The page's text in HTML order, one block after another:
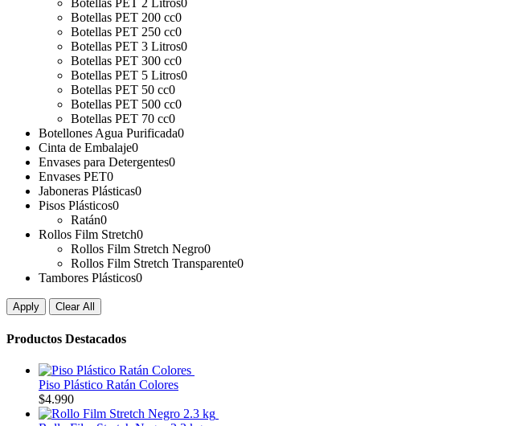
Botellas PET 200 cc0
Botellas PET 250 cc0
Botellas PET 3 Litros0
Botellas PET 300 cc0
Botellas PET 5 Litros0
Botellas PET 50 cc0
Botellas PET 500 cc0
Botellas PET 70 cc0
Botellones Agua Purificada0
Cinta de Embalaje0
Envases para Detergentes0
Envases PET0
Jaboneras Plásticas0
Pisos Plásticos0
Ratán0
Rollos Film Stretch0
Rollos Film Stretch Negro0
Rollos Film Stretch Transparente0
Tambores Plásticos0
Apply Clear All
Productos Destacados
Piso Plástico Ratán Colores
$4.990